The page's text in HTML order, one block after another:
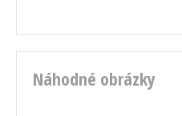
Náhodné obrázky